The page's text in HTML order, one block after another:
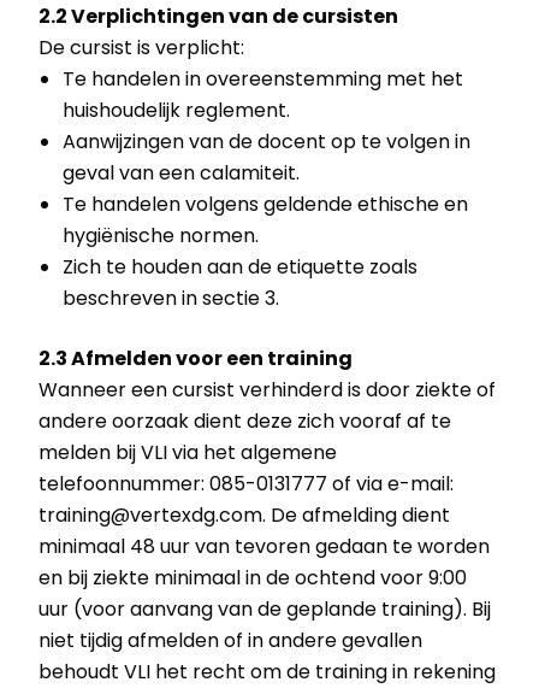
2.2 Verplichtingen van de cursisten
De cursist is verplicht:
Te handelen in overeenstemming met het
huishoudelijk reglement.
Aanwijzingen van de docent op te volgen in
geval van een calamiteit.
Te handelen volgens geldende ethische en
hygiënische normen.
Zich te houden aan de etiquette zoals
beschreven in sectie 3.
2.3 Afmelden voor een training
Wanneer een cursist verhinderd is door ziekte of
andere oorzaak dient deze zich vooraf af te
melden bij VLI via het algemene
telefoonnummer: 085-0131777 of via e-mail:
training@vertexdg.com. De afmelding dient
minimaal 48 uur van tevoren gedaan te worden
en bij ziekte minimaal in de ochtend voor 9:00
uur (voor aanvang van de geplande training). Bij
niet tijdig afmelden of in andere gevallen
behoudt VLI het recht om de training in rekening